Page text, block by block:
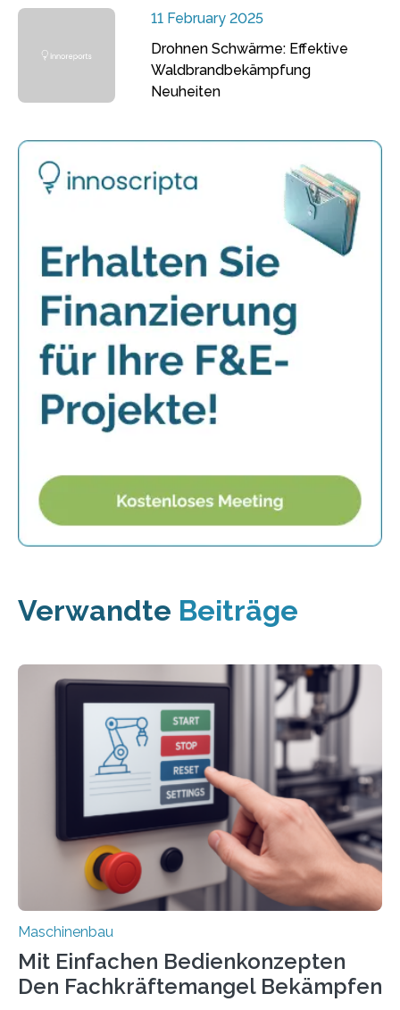
11 February 2025
Drohnen Schwärme: Effektive
Waldbrandbekämpfung
Neuheiten
Verwandte Beiträge
Maschinenbau
Mit Einfachen Bedienkonzepten
Den Fachkräftemangel Bekämpfen